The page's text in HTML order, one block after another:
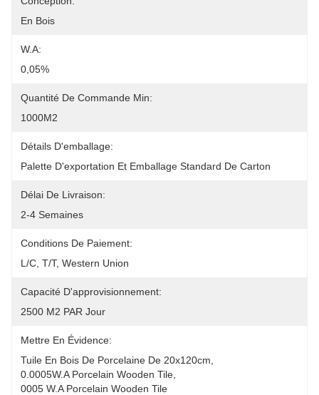
En Bois
W.a:
0,05%
Quantité De Commande Min:
1000M2
Détails D'emballage:
Palette D'exportation Et Emballage Standard De Carton
Délai De Livraison:
2-4 Semaines
Conditions De Paiement:
L/C, T/T, Western Union
Capacité D'approvisionnement:
2500 M2 PAR Jour
Mettre En Évidence:
Tuile En Bois De Porcelaine De 20x120cm
0.0005W.A Porcelain Wooden Tile
0005 W.A Porcelain Wooden Tile